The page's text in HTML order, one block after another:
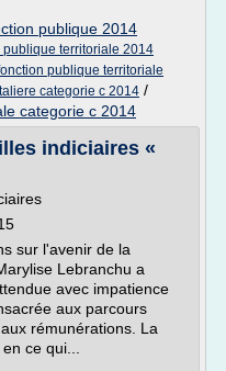
publique 2014
territoriale 2014
publique territoriale
categorie c 2014 /
categorie c 2014
indiciaires «
sur l'avenir de la
Lebranchu a
avec impatience
aux parcours
rémunérations. La
ce qui...